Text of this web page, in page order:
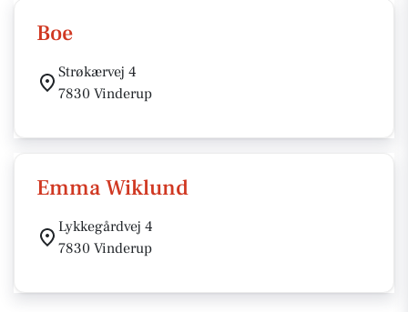
Boe
Strøkærvej 4
7830 Vinderup
Emma Wiklund
Lykkegårdvej 4
7830 Vinderup